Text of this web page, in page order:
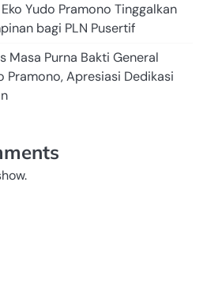
Yudo Pramono Tinggalkan
bagi PLN Pusertif
Masa Purna Bakti General
Pramono, Apresiasi Dedikasi